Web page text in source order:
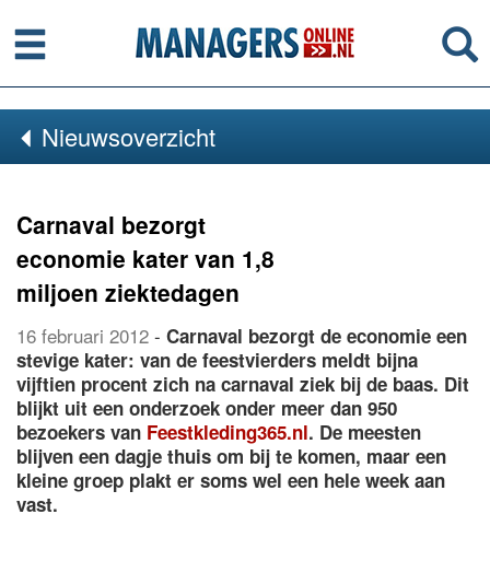
Menu
Nieuwsoverzicht
Carnaval bezorgt
economie kater van 1,8
miljoen ziektedagen
16 februari 2012 - Carnaval bezorgt de economie een
stevige kater: van de feestvierders meldt bijna
vijftien procent zich na carnaval ziek bij de baas. Dit
blijkt uit een onderzoek onder meer dan 950
bezoekers van Feestkleding365.nl. De meesten
blijven een dagje thuis om bij te komen, maar een
kleine groep plakt er soms wel een hele week aan
vast.